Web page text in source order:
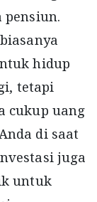
pensiun.
hidup
tetapi
cukup uang
di saat
juga
untuk